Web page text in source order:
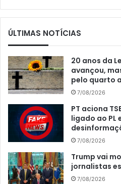
ÚLTIMAS NOTÍCIAS
20 anos da
avançou,
pelo quarto
7/08/2026
PT aciona
ligado ao PL
7/08/2026
Trump vai
jornalistas
7/08/2026